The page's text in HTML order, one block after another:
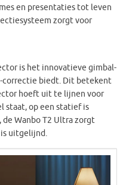
en presentaties tot leven
zorgt voor
is het innovatieve gimbal-
correctie biedt. Dit betekent
hoeft uit te lijnen voor
staat, op een statief is
Wanbo T2 Ultra zorgt
uitgelijnd.